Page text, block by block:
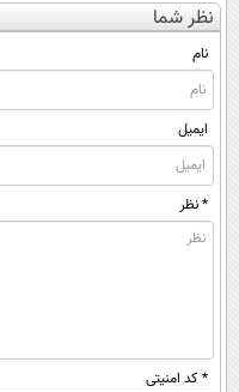
نوشیدنی گیاهی
کردند
نظر شما
نام
ایمیل
* نظر
* کد امنیتی